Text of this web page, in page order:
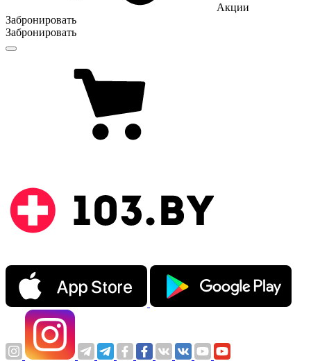
Акции
Забронировать
Забронировать